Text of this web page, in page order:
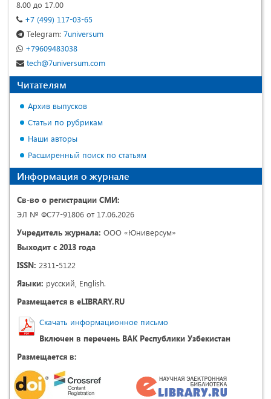
8.00 до 17.00
+7 (499) 117-03-65
Telegram: 7universum
+79609483038
tech@7universum.com
Читателям
Архив выпусков
Статьи по рубрикам
Наши авторы
Расширенный поиск по статьям
Информация о журнале
Св-во о регистрации СМИ:
ЭЛ № ФС77-91806 от 17.06.2026
Учредитель журнала: ООО «Юниверсум»
Выходит с 2013 года
ISSN: 2311-5122
Языки: русский, English.
Размещается в eLIBRARY.RU
Скачать информационное письмо
Включен в перечень ВАК Республики Узбекистан
Размещается в: